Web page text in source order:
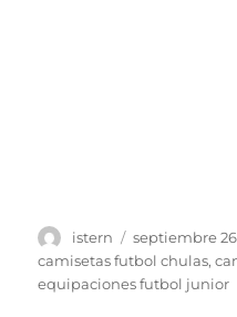
Autor
istern
Publicado
el
septiembre
camisetas futbol chulas,
equipaciones futbol junior